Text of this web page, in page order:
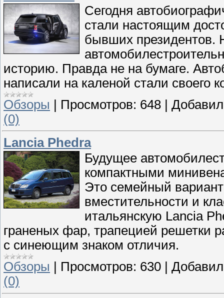
Сегодня
стали настоящим
бывших президентов.
историю. Правда не на бумаге.
написали на каленой стали своего
Обзоры | Просмотров: 648 |
(0)
Lancia Phedra
Будущее
компактными
Это семейный
вместительности и
итальянскую Lancia
граненых фар, трапецией решетки
с синеющим знаком отличия.
Обзоры
Просмотров: 630
(0)